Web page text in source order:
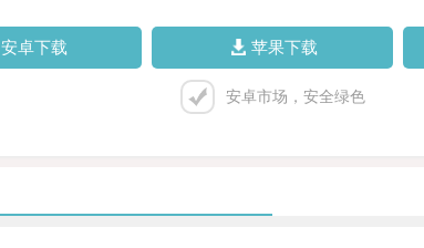
安卓下载 苹果下载
安卓市场，安全绿色